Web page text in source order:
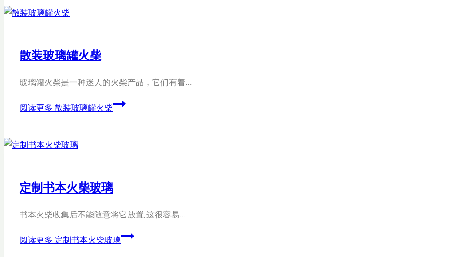
散装玻璃罐火柴
玻璃罐火柴是一种迷人的火柴产品，它们有着…
阅读更多 散装玻璃罐火柴
定制书本火柴玻璃
书本火柴收集后不能随意将它放置,这很容易…
阅读更多 定制书本火柴玻璃